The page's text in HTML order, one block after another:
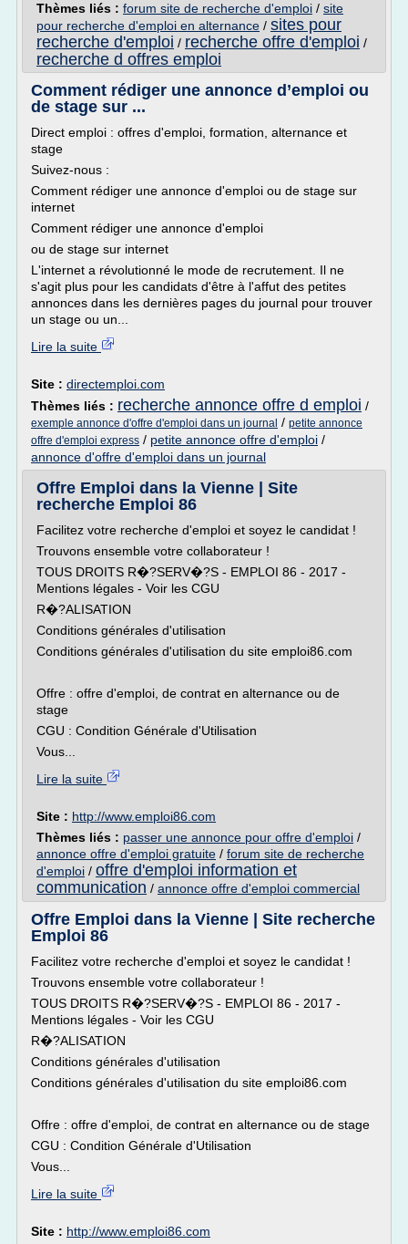
Thèmes liés : forum site de recherche d'emploi / site
pour recherche d'emploi en alternance / sites pour
recherche d'emploi / recherche offre d'emploi /
recherche d offres emploi
Comment rédiger une annonce d’emploi ou
de stage sur ...
Direct emploi : offres d'emploi, formation, alternance et
stage
Suivez-nous :
Comment rédiger une annonce d'emploi ou de stage sur
internet
Comment rédiger une annonce d'emploi
ou de stage sur internet
L'internet a révolutionné le mode de recrutement. Il ne
s'agit plus pour les candidats d'être à l'affut des petites
annonces dans les dernières pages du journal pour trouver
un stage ou un...
Lire la suite
Site : directemploi.com
Thèmes liés : recherche annonce offre d emploi /
exemple annonce d'offre d'emploi dans un journal / petite annonce
offre d'emploi express / petite annonce offre d'emploi /
annonce d'offre d'emploi dans un journal
Offre Emploi dans la Vienne | Site
recherche Emploi 86
Facilitez votre recherche d'emploi et soyez le candidat !
Trouvons ensemble votre collaborateur !
TOUS DROITS R�?SERV�?S - EMPLOI 86 - 2017 -
Mentions légales - Voir les CGU
R�?ALISATION
Conditions générales d'utilisation
Conditions générales d'utilisation du site emploi86.com
Offre : offre d'emploi, de contrat en alternance ou de
stage
CGU : Condition Générale d'Utilisation
Vous...
Lire la suite
Site : http://www.emploi86.com
Thèmes liés : passer une annonce pour offre d'emploi /
annonce offre d'emploi gratuite / forum site de recherche
d'emploi / offre d'emploi information et
communication / annonce offre d'emploi commercial
Offre Emploi dans la Vienne | Site recherche
Emploi 86
Facilitez votre recherche d'emploi et soyez le candidat !
Trouvons ensemble votre collaborateur !
TOUS DROITS R�?SERV�?S - EMPLOI 86 - 2017 -
Mentions légales - Voir les CGU
R�?ALISATION
Conditions générales d'utilisation
Conditions générales d'utilisation du site emploi86.com
Offre : offre d'emploi, de contrat en alternance ou de stage
CGU : Condition Générale d'Utilisation
Vous...
Lire la suite
Site : http://www.emploi86.com